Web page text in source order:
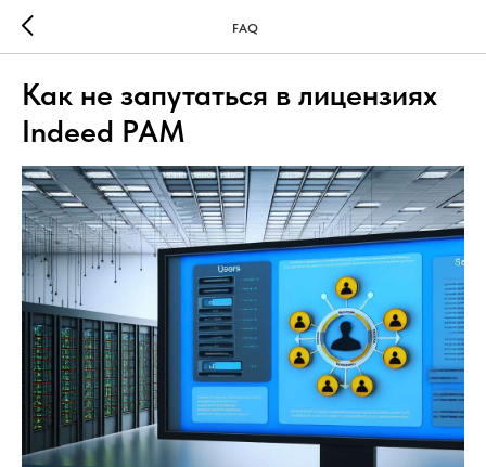
FAQ
Как не запутаться в лицензиях
Indeed PAM